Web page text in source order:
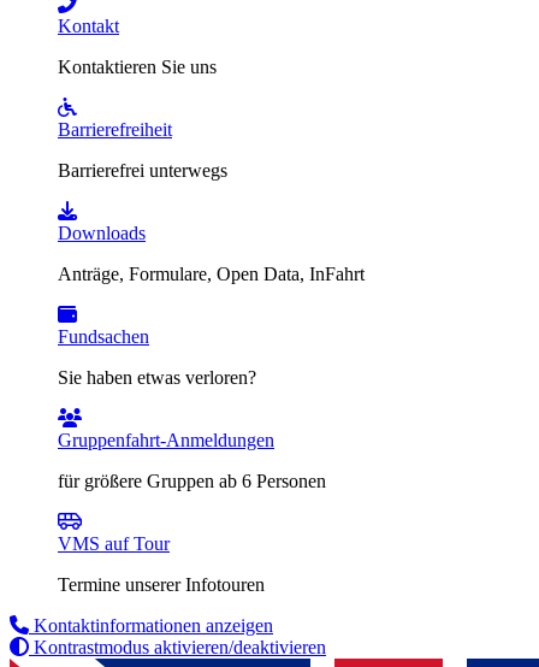
Kontakt
Kontaktieren Sie uns
Barrierefreiheit
Barrierefrei unterwegs
Downloads
Anträge, Formulare, Open Data, InFahrt
Fundsachen
Sie haben etwas verloren?
Gruppenfahrt-Anmeldungen
für größere Gruppen ab 6 Personen
VMS auf Tour
Termine unserer Infotouren
Kontaktinformationen anzeigen
Kontrastmodus aktivieren/deaktivieren